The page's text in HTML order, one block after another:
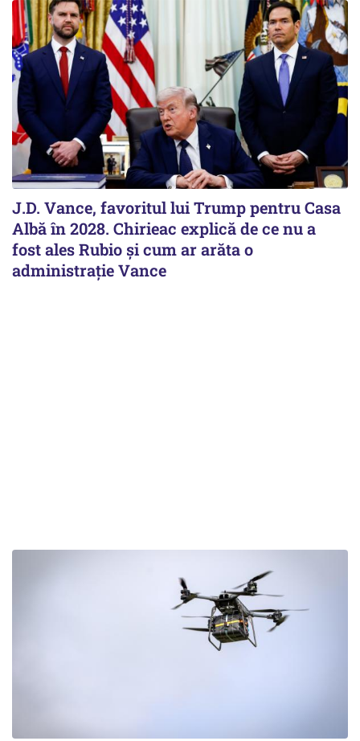
J.D. Vance, favoritul lui Trump pentru Casa
Albă în 2028. Chirieac explică de ce nu a
fost ales Rubio și cum ar arăta o
administrație Vance